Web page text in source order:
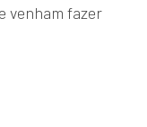
venham fazer